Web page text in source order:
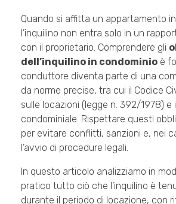
Quando si affitta un appartamento
l’inquilino non entra solo in un
con il proprietario. Comprendere gli
dell’inquilino in condominio è
conduttore diventa parte di una
da norme precise, tra cui il Codice
sulle locazioni (legge n. 392/1978) e
condominiale. Rispettare questi
per evitare conflitti, sanzioni e, nei
l’avvio di procedure legali.
In questo articolo analizziamo in
pratico tutto ciò che l’inquilino è
durante il periodo di locazione, con